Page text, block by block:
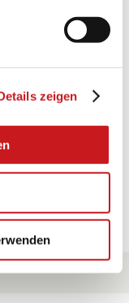
zeigen
Perfekt zu